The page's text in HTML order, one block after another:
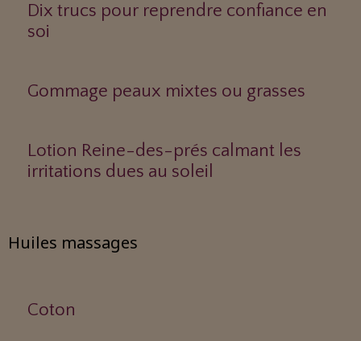
Dix trucs pour reprendre confiance en
soi
Gommage peaux mixtes ou grasses
Lotion Reine-des-prés calmant les
irritations dues au soleil
Huiles massages
Coton